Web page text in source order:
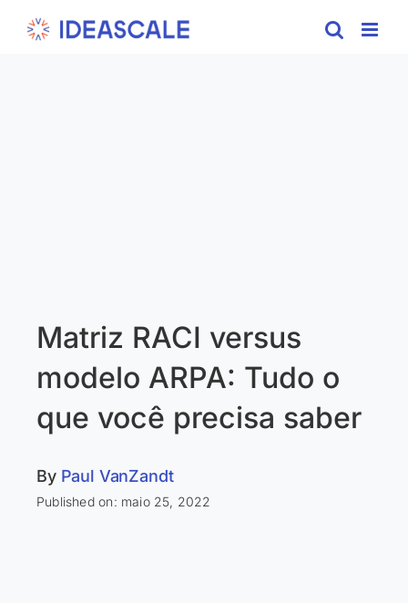
Matriz RACI versus
modelo ARPA: Tudo o
que você precisa saber
By Paul VanZandt
Published on: maio 25, 2022